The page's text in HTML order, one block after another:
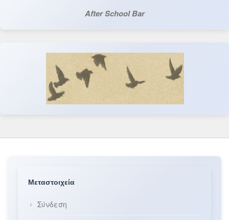
After School Bar
Μεταστοιχεία
Σύνδεση